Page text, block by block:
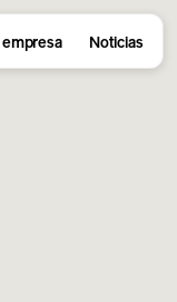
Noticias